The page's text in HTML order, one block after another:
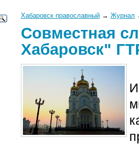
Хабаровск православный → Журнал
Совместная
Хабаровск"